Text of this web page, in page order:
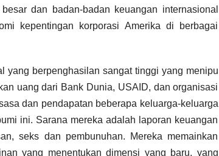
dan badan-badan keuangan internasional
kepentingan korporasi Amerika di berbagai
yang berpenghasilan sangat tinggi yang menipu
uang dari Bank Dunia, USAID, dan organisasi
dan pendapatan beberapa keluarga-keluarga
ini. Sarana mereka adalah laporan keuangan
seks dan pembunuhan. Mereka memainkan
yang menentukan dimensi yang baru, yang